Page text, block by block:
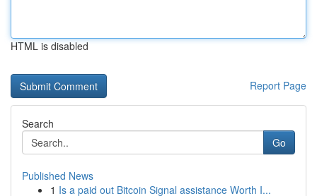
HTML is disabled
Report Page
Search
Go
Published News
1 Is a paid out Bitcoin Signal assistance Worth I...